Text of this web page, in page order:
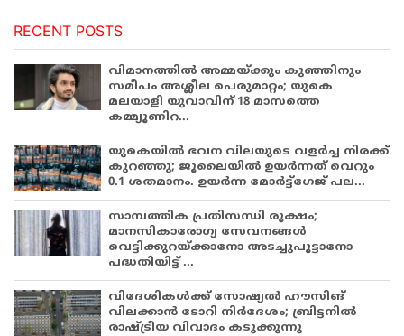
RECENT POSTS
വിമാനത്തിൽ അമ്മയ്ക്കും കുഞ്ഞിനും
സമീപം അശ്ലീല പെരുമാറ്റം; യുകെ
മലയാളി യുവാവിന് 18 മാസത്തെ
കമ്മ്യൂണിറ...
യുകെയിൽ ഭവന വിലയുടെ വളർച്ച നിരക്ക്
കുറഞ്ഞു; ജൂലൈയിൽ ഉയർന്നത് വെറും
0.1 ശതമാനം. ഉയർന്ന മോർട്ട്ഗേജ് പല...
സാമ്പത്തിക പ്രതിസന്ധി രൂക്ഷം;
മാനസികാരോഗ്യ സേവനങ്ങൾ
വെട്ടിക്കുറയ്ക്കാനോ അടച്ചുപൂട്ടാനോ
പദ്ധതിയിട്ട് ...
വിദേശികൾക്ക് സോഷ്യൽ ഹൗസിങ്
വിലക്കാൻ ടോറി നിർദേശം; ബ്രിട്ടനിൽ
രാഷ്ട്രീയ വിവാദം കടുക്കുന്നു